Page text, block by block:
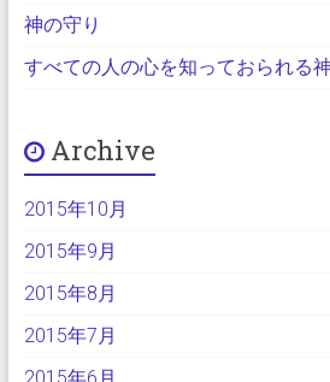
神の守り
すべての人の心を知っておられる神
Archive
2015年10月
2015年9月
2015年8月
2015年7月